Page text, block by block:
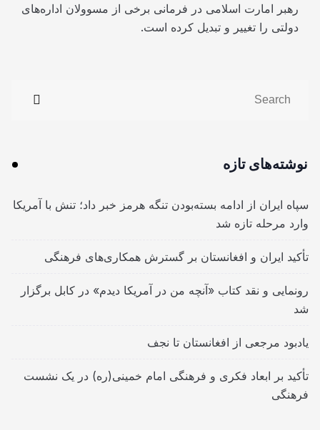
رهبر امارت اسلامی در فرمانی برخی از مسوولان اداره‌های
دولتی را تغییر و تبدیل کرده است.
نوشته‌های تازه
سپاه ایران از ادامه بسته‌بودن تنگه هرمز خبر داد؛ تنش با آمریکا
وارد مرحله تازه شد
تأکید ایران و افغانستان بر گسترش همکاری‌های فرهنگی
رونمایی و نقد کتاب «آنچه من در آمریکا دیدم» در کابل برگزار
شد
یادبود مرجعی از افغانستان تا نجف
تأکید بر ابعاد فکری و فرهنگی امام خمینی(ره) در یک نشست
فرهنگی